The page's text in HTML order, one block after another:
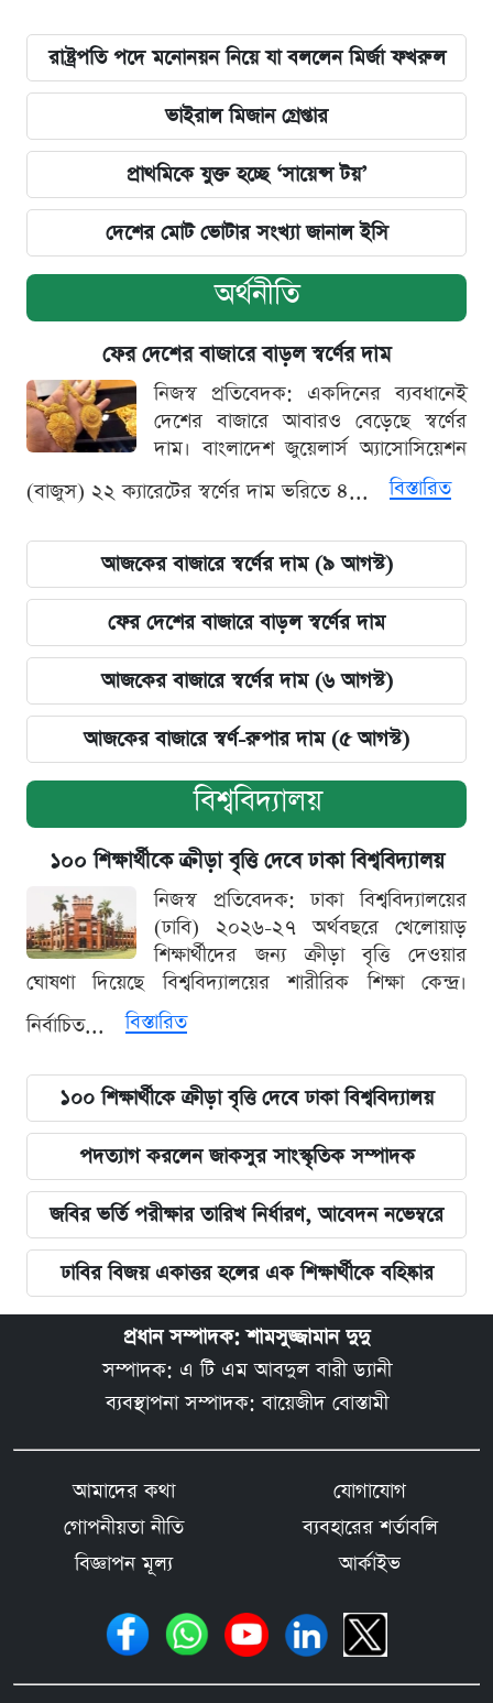
রাষ্ট্রপতি পদে মনোনয়ন নিয়ে যা বললেন মির্জা ফখরুল
ভাইরাল মিজান গ্রেপ্তার
প্রাথমিকে যুক্ত হচ্ছে ‘সায়েন্স টয়’
দেশের মোট ভোটার সংখ্যা জানাল ইসি
অর্থনীতি
ফের দেশের বাজারে বাড়ল স্বর্ণের দাম
নিজস্ব প্রতিবেদক: একদিনের ব্যবধানেই
দেশের বাজারে আবারও বেড়েছে স্বর্ণের
দাম। বাংলাদেশ জুয়েলার্স অ্যাসোসিয়েশন
(বাজুস) ২২ ক্যারেটের স্বর্ণের দাম ভরিতে ৪...
বিস্তারিত
আজকের বাজারে স্বর্ণের দাম (৯ আগস্ট)
ফের দেশের বাজারে বাড়ল স্বর্ণের দাম
আজকের বাজারে স্বর্ণের দাম (৬ আগস্ট)
আজকের বাজারে স্বর্ণ-রুপার দাম (৫ আগস্ট)
বিশ্ববিদ্যালয়
১০০ শিক্ষার্থীকে ক্রীড়া বৃত্তি দেবে ঢাকা বিশ্ববিদ্যালয়
নিজস্ব প্রতিবেদক: ঢাকা বিশ্ববিদ্যালয়ের
(ঢাবি) ২০২৬-২৭ অর্থবছরে খেলোয়াড়
শিক্ষার্থীদের জন্য ক্রীড়া বৃত্তি দেওয়ার
ঘোষণা দিয়েছে বিশ্ববিদ্যালয়ের শারীরিক শিক্ষা কেন্দ্র।
নির্বাচিত...
বিস্তারিত
১০০ শিক্ষার্থীকে ক্রীড়া বৃত্তি দেবে ঢাকা বিশ্ববিদ্যালয়
পদত্যাগ করলেন জাকসুর সাংস্কৃতিক সম্পাদক
জবির ভর্তি পরীক্ষার তারিখ নির্ধারণ, আবেদন নভেম্বরে
ঢাবির বিজয় একাত্তর হলের এক শিক্ষার্থীকে বহিষ্কার
প্রধান সম্পাদক: শামসুজ্জামান দুদু
সম্পাদক: এ টি এম আবদুল বারী ড্যানী
ব্যবস্থাপনা সম্পাদক: বায়েজীদ বোস্তামী
আমাদের কথা
যোগাযোগ
গোপনীয়তা নীতি
ব্যবহারের শর্তাবলি
বিজ্ঞাপন মূল্য
আর্কাইভ